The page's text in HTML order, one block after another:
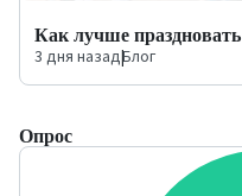
Как лучше праздновать
3 дня назад|Блог
Опрос